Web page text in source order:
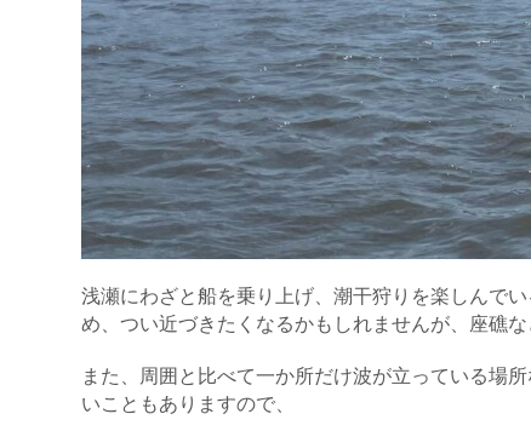
浅瀬にわざと船を乗り上げ、潮干狩りを楽しんで
め、つい近づきたくなるかもしれませんが、座礁
また、周囲と比べて一か所だけ波が立っている場
いこともありますので、